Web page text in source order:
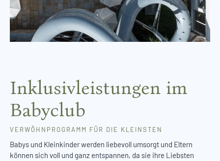
Inklusivleistungen im
Babyclub
VERWÖHNPROGRAMM FÜR DIE KLEINSTEN
Babys und Kleinkinder werden liebevoll umsorgt und Eltern
können sich voll und ganz entspannen, da sie ihre Liebsten